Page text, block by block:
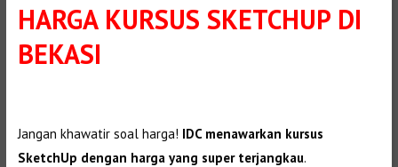
HARGA KURSUS SKETCHUP DI
BEKASI
Jangan khawatir soal harga! IDC menawarkan kursus
SketchUp dengan harga yang super terjangkau.